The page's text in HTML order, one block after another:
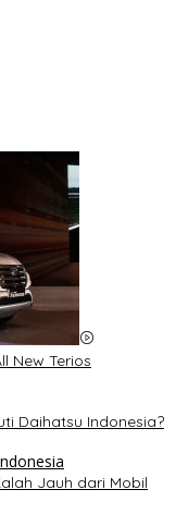
New Terios
Daihatsu Indonesia?
Jauh dari Mobil